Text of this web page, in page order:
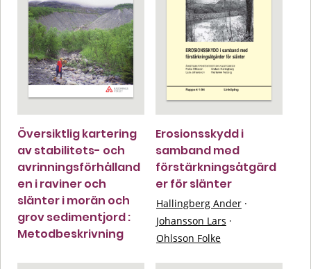
Översiktlig kartering
av stabilitets- och
avrinningsförhålland
en i raviner och
slänter i morän och
grov sedimentjord :
Metodbeskrivning
Erosionsskydd i
samband med
förstärkningsåtgärd
er för slänter
Hallingberg Ander ·
Johansson Lars ·
Ohlsson Folke